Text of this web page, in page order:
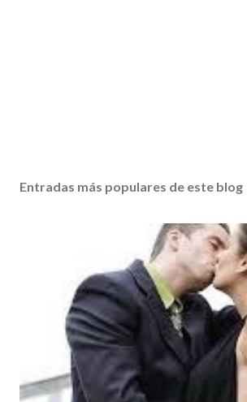
Entradas más populares de este blog